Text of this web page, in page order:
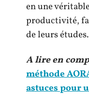
en une
productivité,
de leurs études.
A lire en
méthode
astuces pour